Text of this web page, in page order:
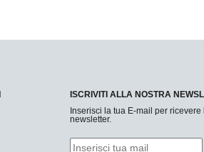
ISCRIVITI ALLA NOSTRA
Inserisci la tua E-mail per
newsletter.